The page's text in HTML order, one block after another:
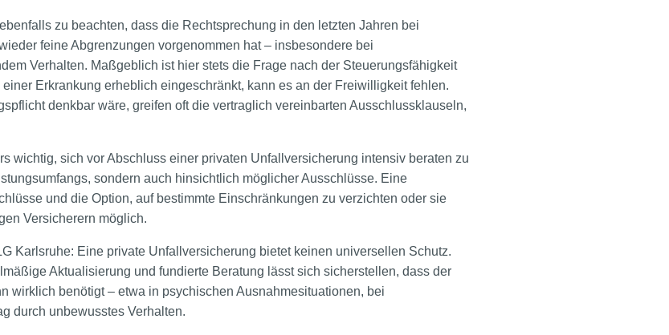
zu beachten, dass die Rechtsprechung in den letzten Jahren bei
feine Abgrenzungen vorgenommen hat – insbesondere bei
Verhalten. Maßgeblich ist hier stets die Frage nach der Steuerungsfähigkeit
Erkrankung erheblich eingeschränkt, kann es an der Freiwilligkeit fehlen.
denkbar wäre, greifen oft die vertraglich vereinbarten Ausschlussklauseln,
wichtig, sich vor Abschluss einer privaten Unfallversicherung intensiv beraten zu
sondern auch hinsichtlich möglicher Ausschlüsse. Eine
und die Option, auf bestimmte Einschränkungen zu verzichten oder sie
Versicherern möglich.
Karlsruhe: Eine private Unfallversicherung bietet keinen universellen Schutz.
Aktualisierung und fundierte Beratung lässt sich sicherstellen, dass der
wirklich benötigt – etwa in psychischen Ausnahmesituationen, bei
durch unbewusstes Verhalten.